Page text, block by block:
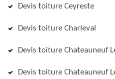
Devis toiture Ceyreste
Devis toiture Charleval
Devis toiture Chateauneuf
Devis toiture Chateauneuf